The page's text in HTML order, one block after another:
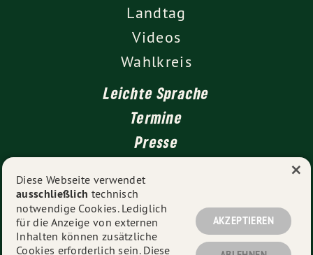
Landtag
Videos
Wahlkreis
Leichte Sprache
Termine
Presse
Impressum
Datenschutz
Diese Webseite verwendet
ausschließlich technisch
notwendige Cookies. Lediglich
für die Anzeige von externen
Inhalten können zusätzliche
Cookies erforderlich sein. Diese
AKZEPTIEREN
×